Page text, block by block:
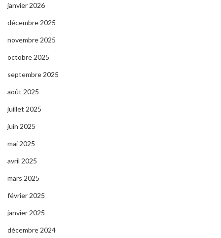
janvier 2026
décembre 2025
novembre 2025
octobre 2025
septembre 2025
août 2025
juillet 2025
juin 2025
mai 2025
avril 2025
mars 2025
février 2025
janvier 2025
décembre 2024